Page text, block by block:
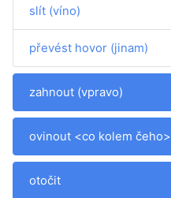
slít (víno)
převést hovor (jinam)
zahnout (vpravo)
ovinout <co kolem čeho>
otočit